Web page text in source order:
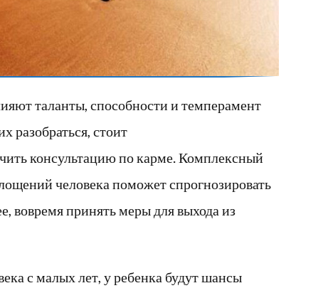
таланты, способности и темперамент
разобраться, стоит
консультацию по карме. Комплексный
человека поможет спрогнозировать
вовремя принять меры для выхода из
с малых лет, у ребенка будут шансы